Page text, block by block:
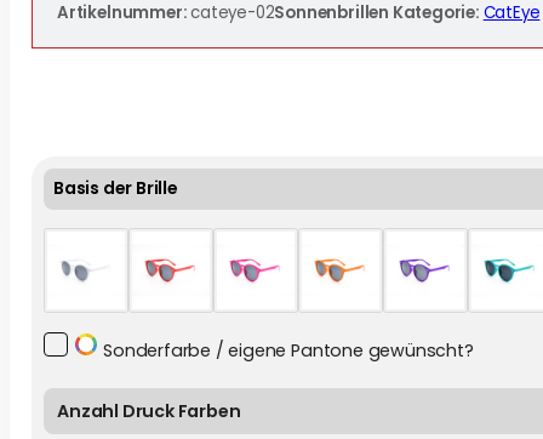
Artikelnummer:cateye-02Sonnenbrillen Kategorie: CatEye
Basis der Brille
SonderfarbeSonderfarbe / eigene Pantone gewünscht?
Anzahl Druck Farben